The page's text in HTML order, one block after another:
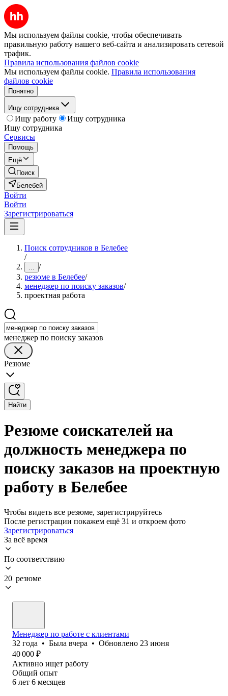
Мы используем файлы cookie, чтобы обеспечивать
правильную работу нашего веб-сайта и анализировать сетевой
трафик.
Правила использования файлов cookie
Мы используем файлы cookie. Правила использования
файлов cookie
Понятно
Ищу сотрудника
Ищу работу
Ищу сотрудника
Ищу сотрудника
Сервисы
Помощь
Ещё
Поиск
Белебей
Войти
Войти
Зарегистрироваться
Поиск сотрудников в Белебее
/
... /
резюме в Белебее/
менеджер по поиску заказов/
проектная работа
менеджер по поиску заказов
Резюме
Найти
Резюме соискателей на
должность менеджера по
поиску заказов на проектную
работу в Белебее
Чтобы видеть все резюме, зарегистрируйтесь
После регистрации покажем ещё 31 и откроем фото
Зарегистрироваться
За всё время
По соответствию
20 резюме
Менеджер по работе с клиентами
32 года • Была вчера • Обновлено 23 июня
40 000 ₽
Активно ищет работу
Общий опыт
6 лет 6 месяцев